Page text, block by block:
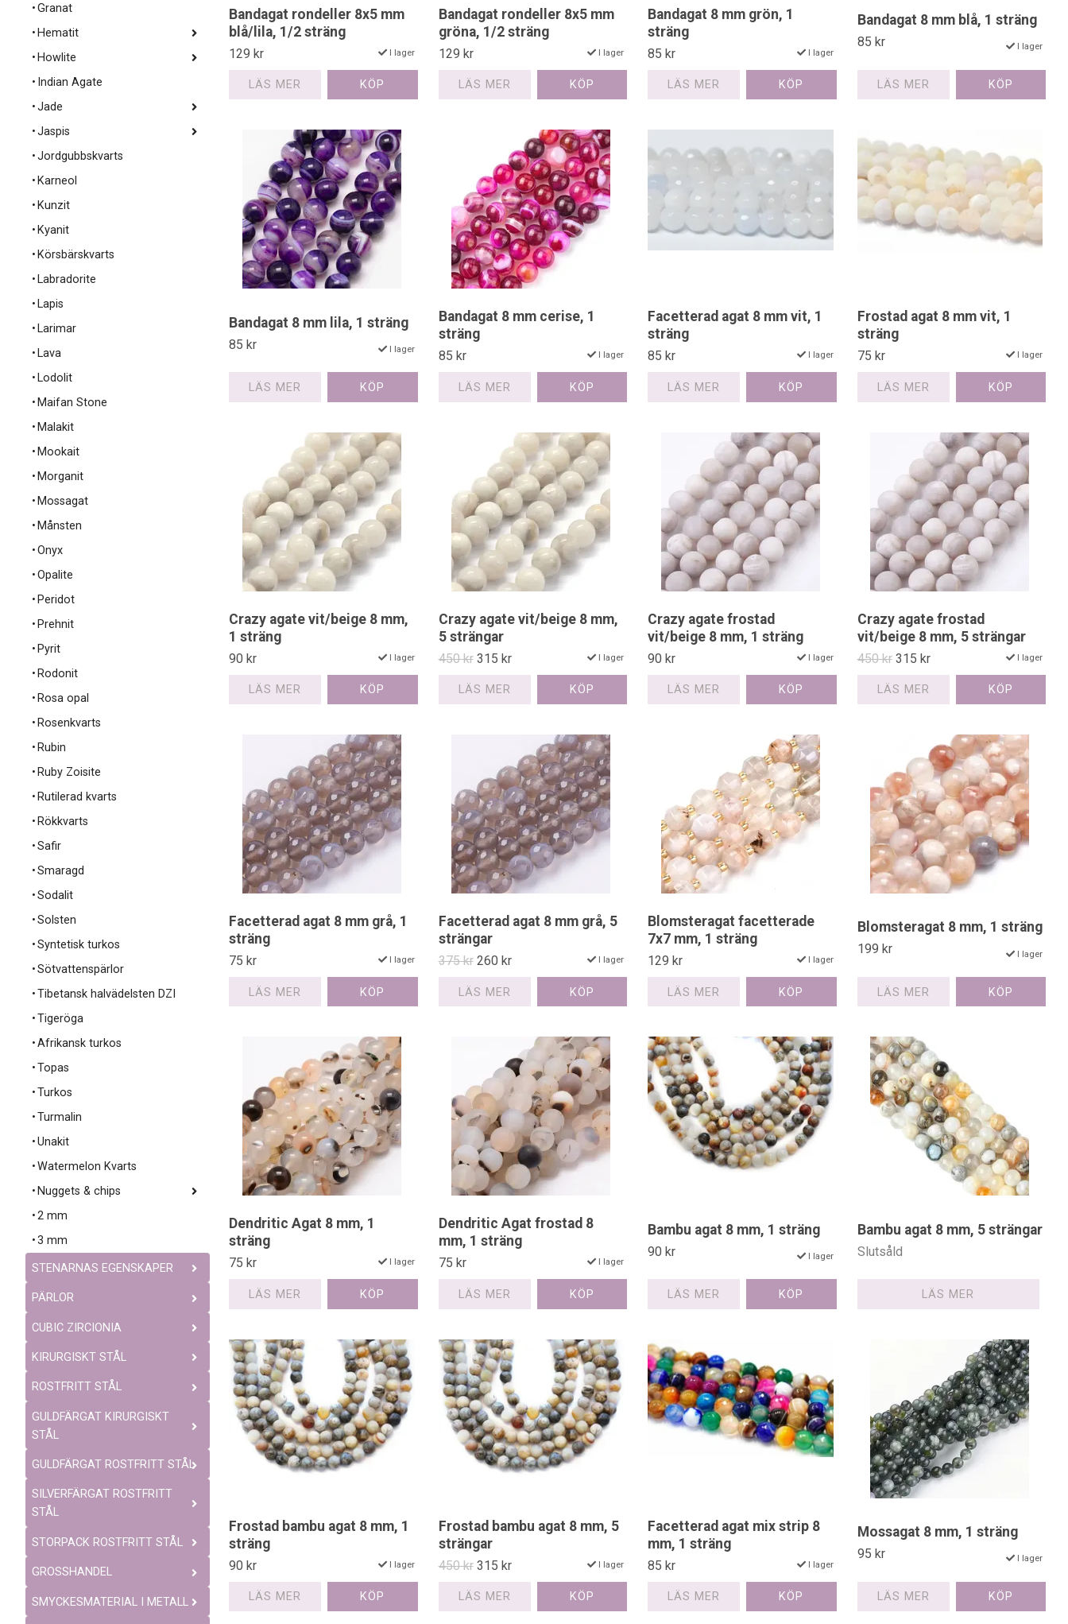
Granat
Hematit
Howlite
Indian Agate
Jade
Jaspis
Jordgubbskvarts
Karneol
Kunzit
Kyanit
Körsbärskvarts
Labradorite
Lapis
Larimar
Lava
Lodolit
Maifan Stone
Malakit
Mookait
Morganit
Mossagat
Månsten
Onyx
Opalite
Peridot
Prehnit
Pyrit
Rodonit
Rosa opal
Rosenkvarts
Rubin
Ruby Zoisite
Rutilerad kvarts
Rökkvarts
Safir
Smaragd
Sodalit
Solsten
Syntetisk turkos
Sötvattenspärlor
Tibetansk halvädelsten DZI
Tigeröga
Afrikansk turkos
Topas
Turkos
Turmalin
Unakit
Watermelon Kvarts
Nuggets & chips
2 mm
3 mm
STENARNAS EGENSKAPER
PÄRLOR
CUBIC ZIRCIONIA
KIRURGISKT STÅL
ROSTFRITT STÅL
GULDFÄRGAT KIRURGISKT
STÅL
GULDFÄRGAT ROSTFRITT STÅL
SILVERFÄRGAT ROSTFRITT
STÅL
STORPACK ROSTFRITT STÅL
GROSSHANDEL
SMYCKESMATERIAL I METALL
Bandagat rondeller 8x5 mm
blå/lila, 1/2 sträng
129 kr I lager
LÄS MER
Bandagat rondeller 8x5 mm
gröna, 1/2 sträng
129 kr I lager
LÄS MER
Bandagat 8 mm grön, 1
sträng
85 kr I lager
LÄS MER
Bandagat 8 mm blå, 1 sträng
85 kr I lager
LÄS MER
Bandagat 8 mm lila, 1 sträng
85 kr I lager
LÄS MER
Bandagat 8 mm cerise, 1
sträng
85 kr I lager
LÄS MER
Facetterad agat 8 mm vit, 1
sträng
85 kr I lager
LÄS MER
Frostad agat 8 mm vit, 1
sträng
75 kr I lager
LÄS MER
Crazy agate vit/beige 8 mm,
1 sträng
90 kr I lager
LÄS MER
Crazy agate vit/beige 8 mm,
5 strängar
450 kr 315 kr I lager
LÄS MER
Crazy agate frostad
vit/beige 8 mm, 1 sträng
90 kr I lager
LÄS MER
Crazy agate frostad
vit/beige 8 mm, 5 strängar
450 kr 315 kr I lager
LÄS MER
Facetterad agat 8 mm grå, 1
sträng
75 kr I lager
LÄS MER
Facetterad agat 8 mm grå, 5
strängar
375 kr 260 kr I lager
LÄS MER
Blomsteragat facetterade
7x7 mm, 1 sträng
129 kr I lager
LÄS MER
Blomsteragat 8 mm, 1 sträng
199 kr I lager
LÄS MER
Dendritic Agat 8 mm, 1
sträng
75 kr I lager
LÄS MER
Dendritic Agat frostad 8
mm, 1 sträng
75 kr I lager
LÄS MER
Bambu agat 8 mm, 1 sträng
90 kr I lager
LÄS MER
Bambu agat 8 mm, 5 strängar
Slutsåld
LÄS MER
Frostad bambu agat 8 mm, 1
sträng
90 kr I lager
LÄS MER
Frostad bambu agat 8 mm, 5
strängar
450 kr 315 kr I lager
LÄS MER
Facetterad agat mix strip 8
mm, 1 sträng
85 kr I lager
LÄS MER
Mossagat 8 mm, 1 sträng
95 kr I lager
LÄS MER